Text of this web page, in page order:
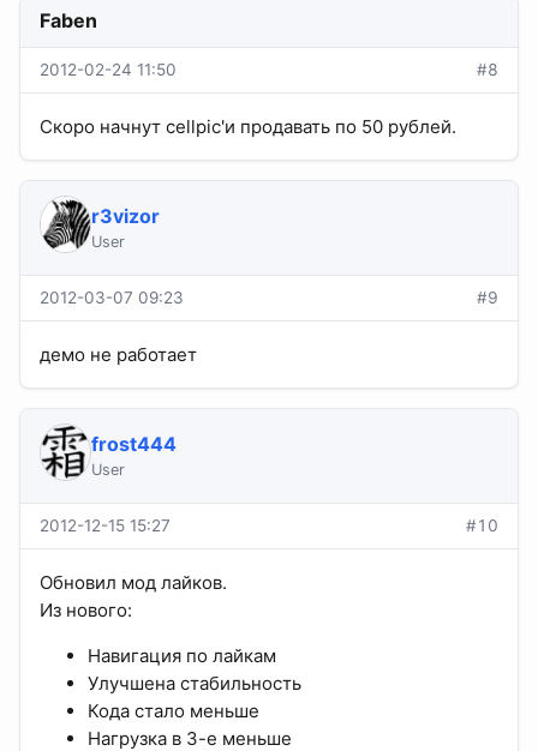
Faben
2012-02-24 11:50 #8
Скоро начнут cellpic'и продавать по 50 рублей.
r3vizor
User
2012-03-07 09:23 #9
демо не работает
frost444
User
2012-12-15 15:27 #10
Обновил мод лайков.
Из нового:
Навигация по лайкам
Улучшена стабильность
Кода стало меньше
Нагрузка в 3-е меньше